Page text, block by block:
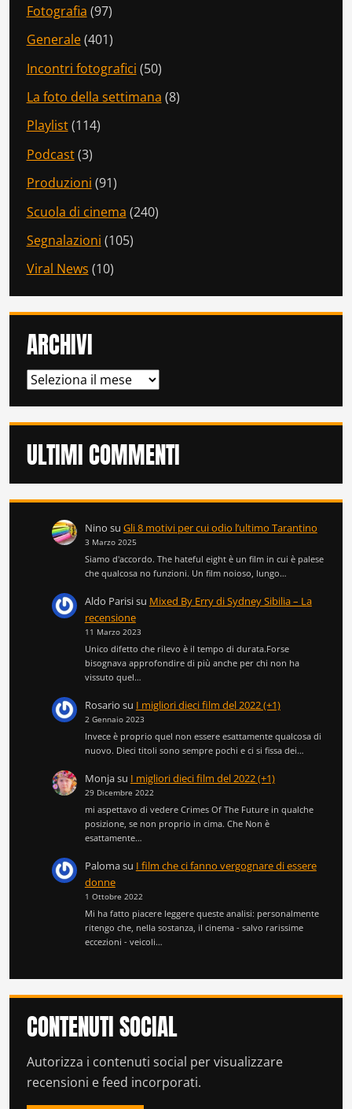
Fotografia (97)
Generale(401)
Incontri fotografici (50)
La foto della settimana (8)
Playlist(114)
Podcast(3)
Produzioni (91)
Scuola di cinema (240)
Segnalazioni (105)
Viral News (10)
ARCHIVI
ARCHIVI
ULTIMI COMMENTI
Nino su Gli 8 motivi per cui odio l’ultimo Tarantino
3 Marzo 2025
Siamo d'accordo. The hateful eight è un film in cui è palese
che qualcosa no funzioni. Un film noioso, lungo…
Aldo Parisisu Mixed By Erry di Sydney Sibilia – La
recensione
11 Marzo 2023
Unico difetto che rilevo è il tempo di durata.Forse
bisognava approfondire di più anche per chi non ha
vissuto quel…
Rosario su I migliori dieci film del 2022 (+1)
2 Gennaio 2023
Invece è proprio quel non essere esattamente qualcosa di
nuovo. Dieci titoli sono sempre pochi e ci si fissa dei…
Monjasu I migliori dieci film del 2022 (+1)
29 Dicembre 2022
mi aspettavo di vedere Crimes Of The Future in qualche
posizione, se non proprio in cima. Che Non è
esattamente…
Palomasu I film che ci fanno vergognare di essere
donne
1 Ottobre 2022
Mi ha fatto piacere leggere queste analisi: personalmente
ritengo che, nella sostanza, il cinema - salvo rarissime
eccezioni - veicoli…
CONTENUTI SOCIAL
Autorizza i contenuti social per visualizzare
recensioni e feed incorporati.